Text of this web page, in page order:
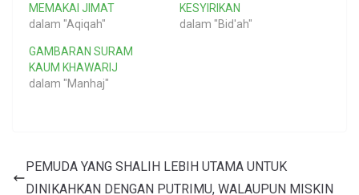
MEMAKAI JIMAT
dalam "Aqiqah"
KESYIRIKAN
dalam "Bid'ah"
GAMBARAN SURAM
KAUM KHAWARIJ
dalam "Manhaj"
PEMUDA YANG SHALIH LEBIH UTAMA UNTUK
DINIKAHKAN DENGAN PUTRIMU, WALAUPUN MISKIN